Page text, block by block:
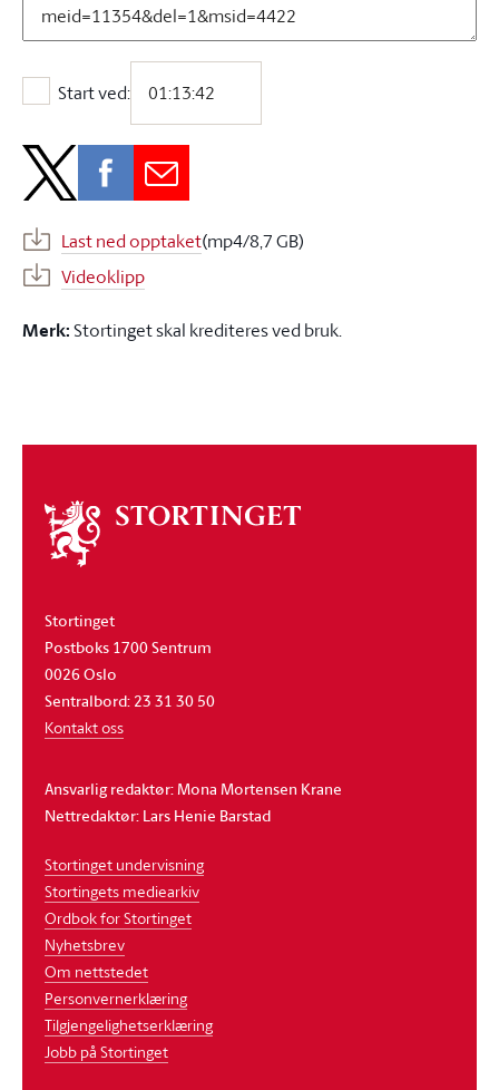
Start ved:
Start ved:
Last ned opptaket(mp4/8,7 GB)
Videoklipp
Merk:Stortinget skal krediteres ved bruk.
Om
stortinget
Stortinget
Postboks 1700 Sentrum
0026 Oslo
Sentralbord: 23 31 30 50
Kontakt oss
Ansvarlig redaktør: Mona Mortensen Krane
Nettredaktør: Lars Henie Barstad
Stortinget undervisning
Stortingets mediearkiv
Ordbok for Stortinget
Nyhetsbrev
Om nettstedet
Personvernerklæring
Tilgjengelighetserklæring
Jobb på Stortinget